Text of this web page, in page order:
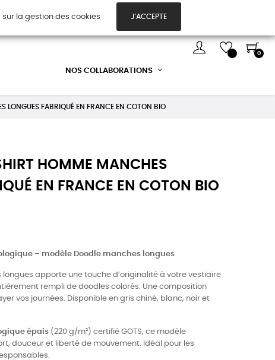
CADEAUX
NOS COLLABORATIONS
0
LONGUES FABRIQUÉ EN FRANCE EN COTON BIO
HOMME MANCHES
EN FRANCE EN COTON BIO
– modèle Doodle manches longues
longues apporte une touche d’originalité à votre vestiaire
rempli de doodles colorés. Une composition
vos journées. Disponible en gris chiné, blanc, noir et
épais (220 g/m²) certifié GOTS, ce modèle
douceur et liberté de mouvement. Idéal pour les
sur la gestion des cookies J'ACCEPTE